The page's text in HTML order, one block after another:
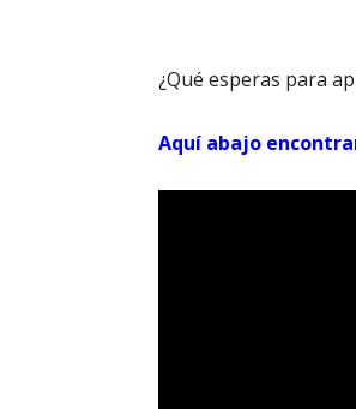
¿Qué esperas para
Aquí abajo